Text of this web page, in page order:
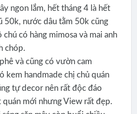
ngon lắm, hết tháng 4 là hết
50k, nước dâu tằm 50k cũng
chú có hàng mimosa và mai anh
chóp.
và cũng có vườn cam
kem handmade chị chủ quán
tự decor nên rất độc đáo
quán mới nhưng View rất đẹp.